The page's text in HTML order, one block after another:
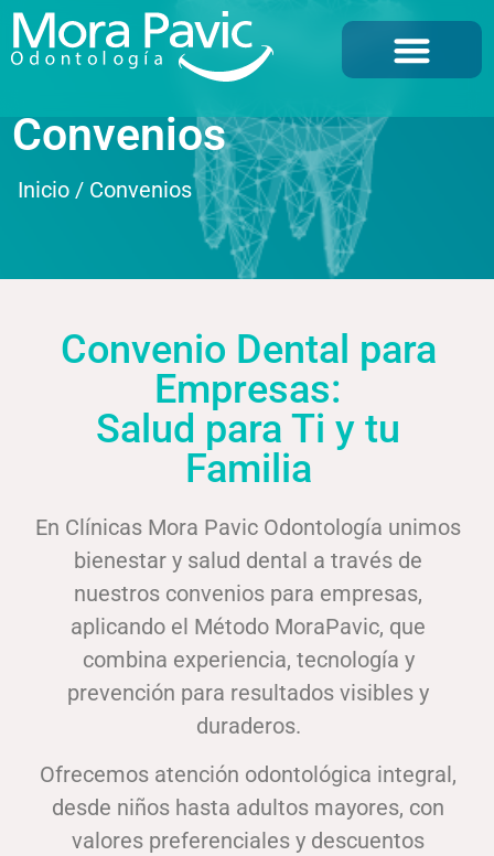
Convenios
Inicio / Convenios
Convenio Dental para
Empresas:
Salud para Ti y tu
Familia
En Clínicas Mora Pavic Odontología unimos
bienestar y salud dental a través de
nuestros convenios para empresas,
aplicando el Método MoraPavic, que
combina experiencia, tecnología y
prevención para resultados visibles y
duraderos.
Ofrecemos atención odontológica integral,
desde niños hasta adultos mayores, con
valores preferenciales y descuentos